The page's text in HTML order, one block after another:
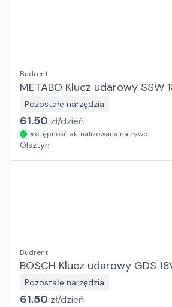
Budrent
METABO Klucz udarowy SSW
Pozostałe narzędzia
61.50 zł/dzień
Dostępność aktualizowana na żywo
Olsztyn
Budrent
BOSCH Klucz udarowy GDS
Pozostałe narzędzia
61.50 zł/dzień